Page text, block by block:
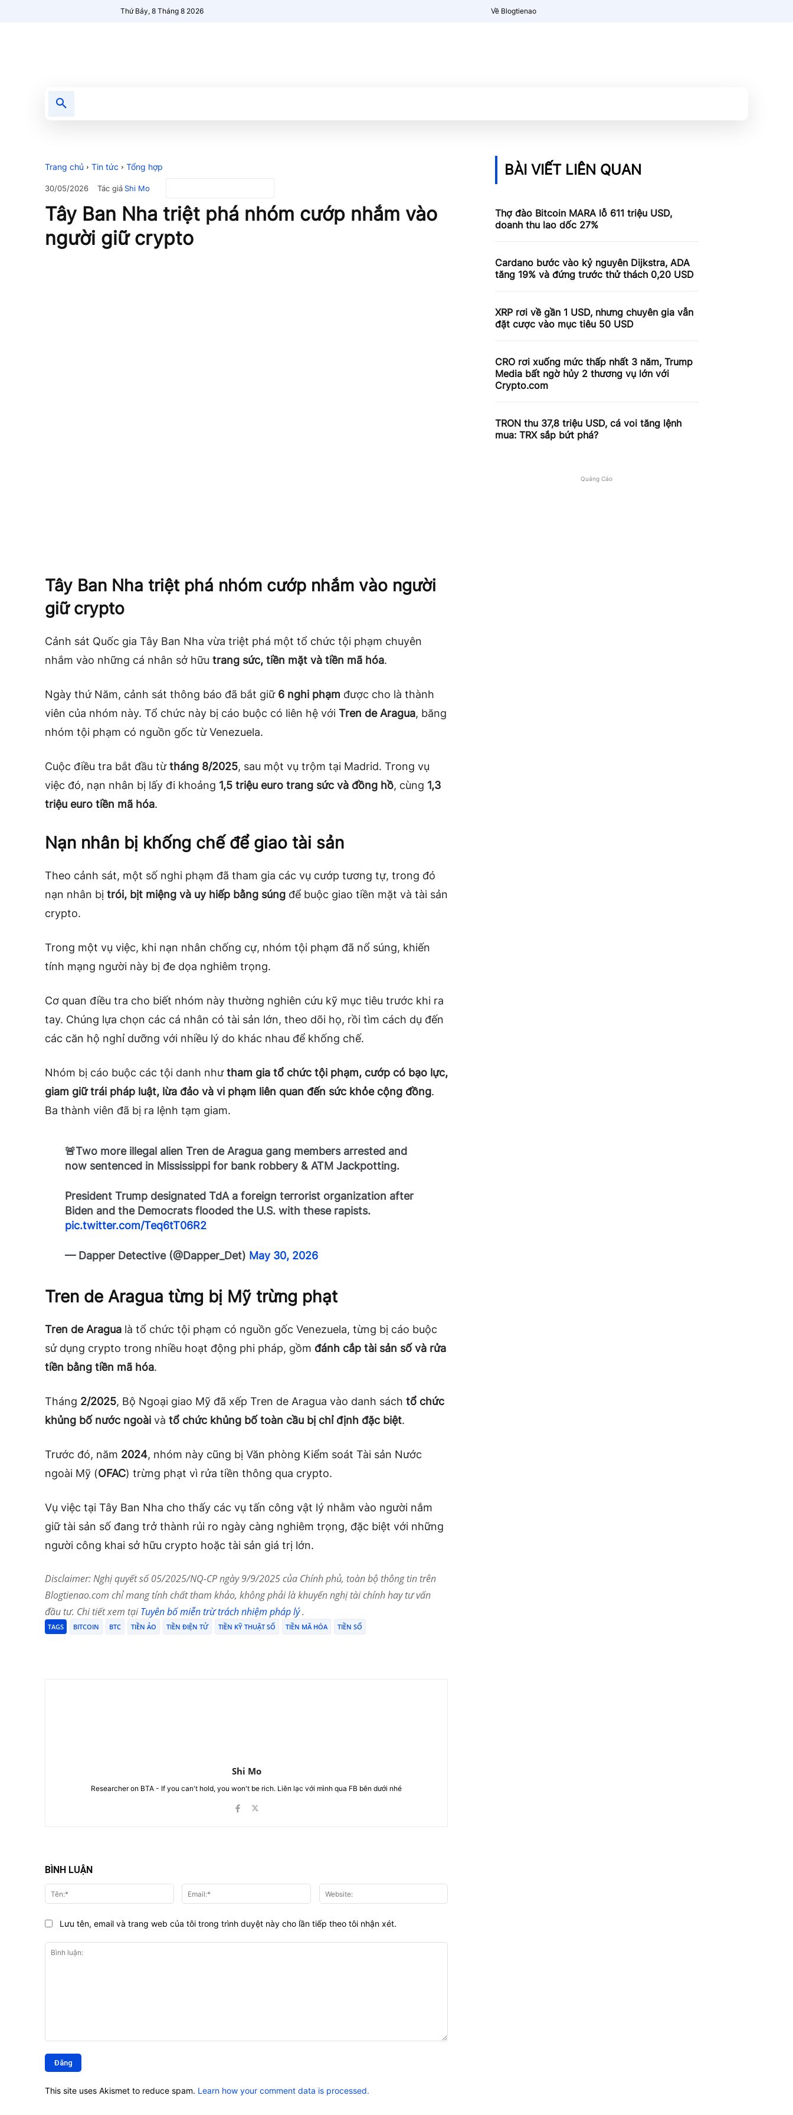
Thứ Bảy, 8 Tháng 8 2026 Về Blogtienao
Trang chủ Tin tức Tổng hợp
30/05/2026 Tác giảShi Mo
Tây Ban Nha triệt phá nhóm cướp nhắm vào
người giữ crypto
Tây Ban Nha triệt phá nhóm cướp nhắm vào người
giữ crypto
Cảnh sát Quốc gia Tây Ban Nha vừa triệt phá một tổ chức tội phạm chuyên
nhắm vào những cá nhân sở hữu trang sức, tiền mặt và tiền mã hóa.
Ngày thứ Năm, cảnh sát thông báo đã bắt giữ 6 nghi phạm được cho là thành
viên của nhóm này. Tổ chức này bị cáo buộc có liên hệ với Tren de Aragua, băng
nhóm tội phạm có nguồn gốc từ Venezuela.
Cuộc điều tra bắt đầu từtháng 8/2025, sau một vụ trộm tại Madrid. Trong vụ
việc đó, nạn nhân bị lấy đi khoảng 1,5 triệu euro trang sức và đồng hồ, cùng 1,3
triệu euro tiền mã hóa.
Nạn nhân bị khống chế để giao tài sản
Theo cảnh sát, một số nghi phạm đã tham gia các vụ cướp tương tự, trong đó
nạn nhân bị trói, bịt miệng và uy hiếp bằng súng để buộc giao tiền mặt và tài sản
crypto.
Trong một vụ việc, khi nạn nhân chống cự, nhóm tội phạm đã nổ súng, khiến
tính mạng người này bị đe dọa nghiêm trọng.
Cơ quan điều tra cho biết nhóm này thường nghiên cứu kỹ mục tiêu trước khi ra
tay. Chúng lựa chọn các cá nhân có tài sản lớn, theo dõi họ, rồi tìm cách dụ đến
các căn hộ nghỉ dưỡng với nhiều lý do khác nhau để khống chế.
Nhóm bị cáo buộc các tội danh nhưtham gia tổ chức tội phạm, cướp có bạo lực,
giam giữ trái pháp luật, lừa đảo và vi phạm liên quan đến sức khỏe cộng đồng.
Ba thành viên đã bị ra lệnh tạm giam.
🚨Two more illegal alien Tren de Aragua gang members arrested and
now sentenced in Mississippi for bank robbery & ATM Jackpotting.
President Trump designated TdA a foreign terrorist organization after
Biden and the Democrats flooded the U.S. with these rapists.
pic.twitter.com/Teq6tT06R2
— Dapper Detective (@Dapper_Det) May 30, 2026
Tren de Aragua từng bị Mỹ trừng phạt
Tren de Aragua là tổ chức tội phạm có nguồn gốc Venezuela, từng bị cáo buộc
sử dụng crypto trong nhiều hoạt động phi pháp, gồm đánh cắp tài sản số và rửa
tiền bằng tiền mã hóa.
Tháng 2/2025, Bộ Ngoại giao Mỹ đã xếp Tren de Aragua vào danh sách tổ chức
khủng bố nước ngoài và tổ chức khủng bố toàn cầu bị chỉ định đặc biệt.
Trước đó, năm 2024, nhóm này cũng bị Văn phòng Kiểm soát Tài sản Nước
ngoài Mỹ (OFAC) trừng phạt vì rửa tiền thông qua crypto.
Vụ việc tại Tây Ban Nha cho thấy các vụ tấn công vật lý nhằm vào người nắm
giữ tài sản số đang trở thành rủi ro ngày càng nghiêm trọng, đặc biệt với những
người công khai sở hữu crypto hoặc tài sản giá trị lớn.
Disclaimer: Nghị quyết số 05/2025/NQ-CP ngày 9/9/2025 của Chính phủ, toàn bộ thông tin trên
Blogtienao.com chỉ mang tính chất tham khảo, không phải là khuyến nghị tài chính hay tư vấn
đầu tư. Chi tiết xem tạiTuyên bố miễn trừ trách nhiệm pháp lý.
TAGS BITCOIN BTC TIỀN ẢO TIỀN ĐIỆN TỬ TIỀN KỸ THUẬT SỐ TIỀN MÃ HÓA TIỀN SỐ
Shi Mo
Researcher on BTA - If you can't hold, you won't be rich. Liên lạc với mình qua FB bên dưới nhé
BÌNH LUẬN
luận:
Tên:* Email:*
Lưu tên, email và trang web của tôi trong trình duyệt này cho lần tiếp theo tôi nhận xét.
This site uses Akismet to reduce spam. Learn how your comment data is processed.
BÀI VIẾT LIÊN QUAN
Thợ đào Bitcoin MARA lỗ 611 triệu USD,
doanh thu lao dốc 27%
Cardano bước vào kỷ nguyên Dijkstra, ADA
tăng 19% và đứng trước thử thách 0,20 USD
XRP rơi về gần 1 USD, nhưng chuyên gia vẫn
đặt cược vào mục tiêu 50 USD
CRO rơi xuống mức thấp nhất 3 năm, Trump
Media bất ngờ hủy 2 thương vụ lớn với
Crypto.com
TRON thu 37,8 triệu USD, cá voi tăng lệnh
mua: TRX sắp bứt phá?
Quảng Cáo